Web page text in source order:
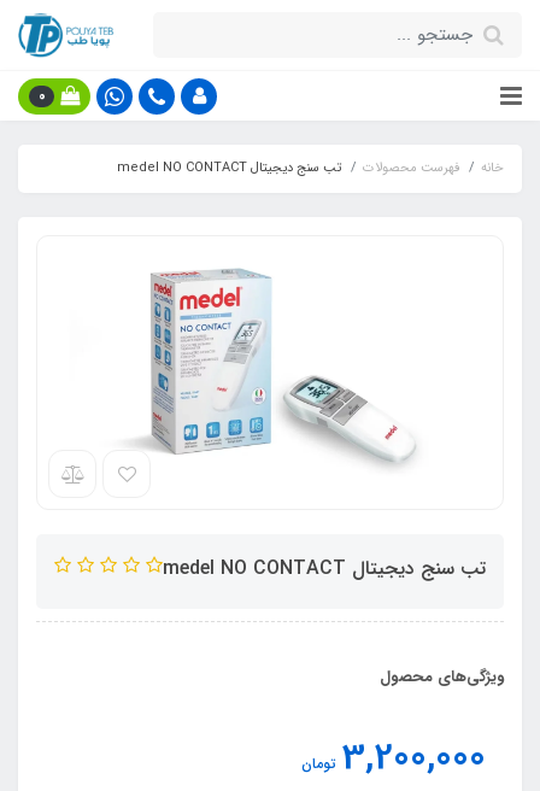
0
خانه فهرست محصولات تب سنج دیجیتال medel NO CONTACT
تب سنج دیجیتال medel NO CONTACT
ویژگی‌های محصول
3,200,000 تومان